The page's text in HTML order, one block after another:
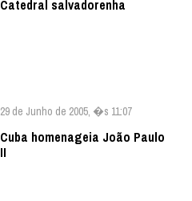
Catedral salvadorenha
29 de Junho de 2005, �s 11:07
Cuba homenageia João Paulo
II